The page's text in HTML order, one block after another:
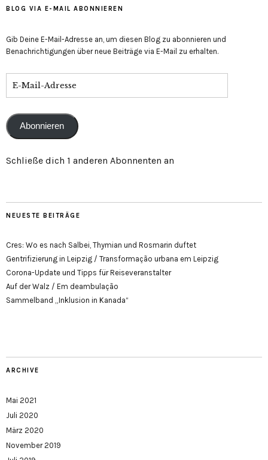
BLOG VIA E-MAIL ABONNIEREN
Gib Deine E-Mail-Adresse an, um diesen Blog zu abonnieren und
Benachrichtigungen über neue Beiträge via E-Mail zu erhalten.
Mail-
Abonnieren
Schließe dich 1 anderen Abonnenten an
NEUESTE BEITRÄGE
Cres: Wo es nach Salbei, Thymian und Rosmarin duftet
Gentrifizierung in Leipzig / Transformação urbana em Leipzig
Corona-Update und Tipps für Reiseveranstalter
Auf der Walz / Em deambulação
Sammelband „Inklusion in Kanada“
ARCHIVE
Mai 2021
Juli 2020
März 2020
November 2019